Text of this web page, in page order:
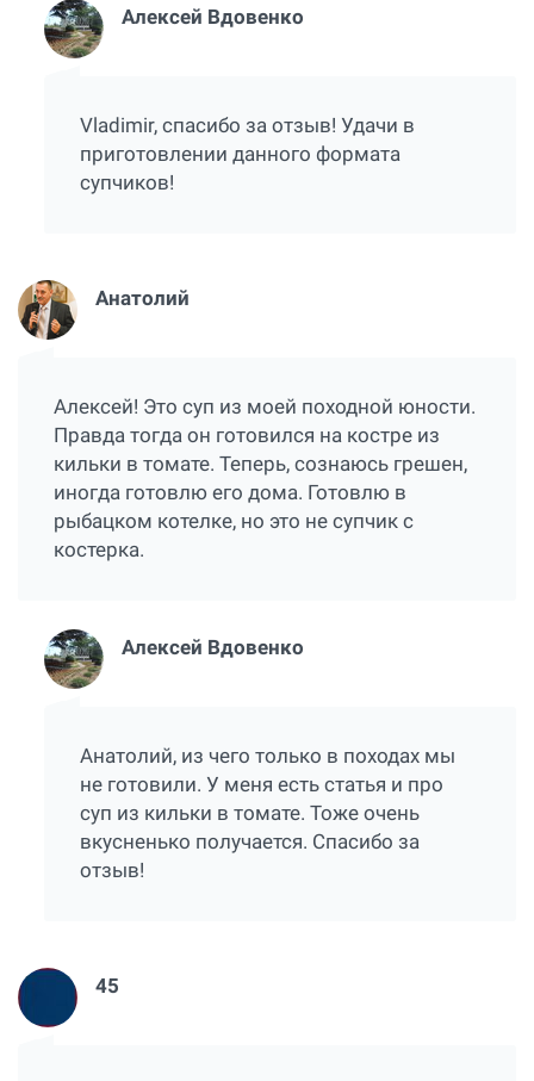
Алексей Вдовенко
Vladimir, спасибо за отзыв! Удачи в
приготовлении данного формата
супчиков!
Анатолий
Алексей! Это суп из моей походной юности.
Правда тогда он готовился на костре из
кильки в томате. Теперь, сознаюсь грешен,
иногда готовлю его дома. Готовлю в
рыбацком котелке, но это не супчик с
костерка.
Алексей Вдовенко
Анатолий, из чего только в походах мы
не готовили. У меня есть статья и про
суп из кильки в томате. Тоже очень
вкусненько получается. Спасибо за
отзыв!
45